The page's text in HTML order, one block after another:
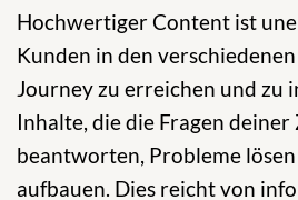
Hochwertiger Content ist
Kunden in den
Journey zu erreichen und zu
Inhalte, die die Fragen deiner
beantworten, Probleme
aufbauen. Dies reicht von